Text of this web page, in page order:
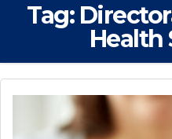
Tag:
Health